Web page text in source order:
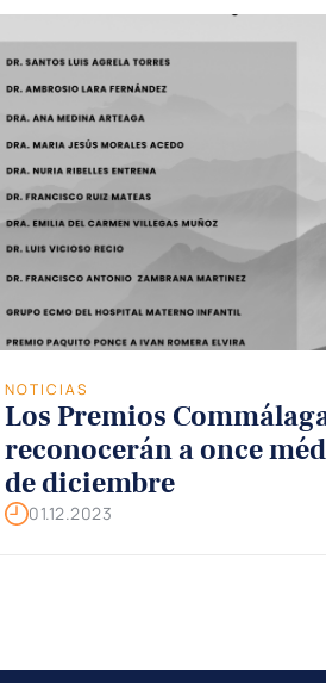
NOTICIAS
Los Premios
reconocerán a once
de diciembre
01.12.2023